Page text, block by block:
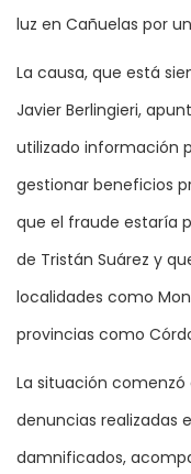
luz en Cañuelas por
La causa, que está
Javier Berlingieri,
utilizado información
gestionar beneficios
que el fraude estaría
de Tristán Suárez y
localidades como
provincias como
La situación
denuncias realizadas
damnificados,